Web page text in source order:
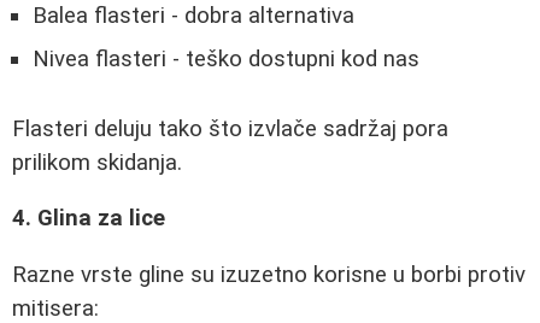
Balea flasteri - dobra alternativa
Nivea flasteri - teško dostupni kod nas
Flasteri deluju tako što izvlače sadržaj pora
prilikom skidanja.
4. Glina za lice
Razne vrste gline su izuzetno korisne u borbi protiv
mitisera: